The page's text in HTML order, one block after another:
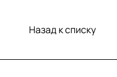
Назад к списку